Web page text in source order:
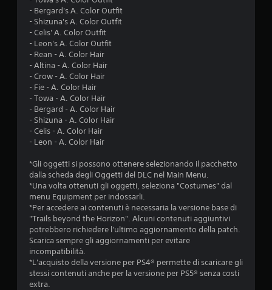
- Bergard's A. Color Outfit
- Shizuna's A. Color Outfit
- Celis' A. Color Outfit
- Leon's A. Color Outfit
- Rean - A. Color Hair
- Altina - A. Color Hair
- Crow - A. Color Hair
- Fie - A. Color Hair
- Towa - A. Color Hair
- Bergard - A. Color Hair
- Shizuna - A. Color Hair
- Celis - A. Color Hair
- Leon - A. Color Hair
*Gli oggetti si possono ottenere selezionando il pacchetto
dalla scheda degli Oggetti del DLC nel Main Menu.
*Una volta ottenuti gli oggetti, seleziona "Costumes" dal
menu Equipment per indossarli.
*Per accedere ai contenuti è necessaria la versione base di
"Trails beyond the Horizon". Alcuni contenuti aggiuntivi
potrebbero richiedere l'ultimo aggiornamento della patch.
Scarica sempre gli aggiornamenti per evitare
incompatibilità.
*L'acquisto della versione per PS4® permette di scaricare gli
stessi contenuti anche per la versione per PS5® senza costi
extra.